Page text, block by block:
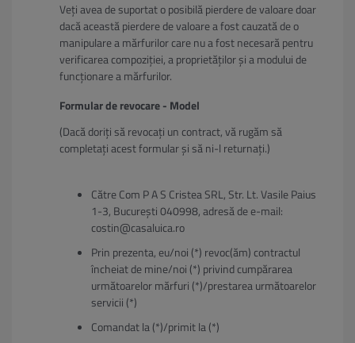
Veți avea de suportat o posibilă pierdere de valoare doar
dacă această pierdere de valoare a fost cauzată de o
manipulare a mărfurilor care nu a fost necesară pentru
verificarea compoziției, a proprietăților și a modului de
funcționare a mărfurilor.
Formular de revocare - Model
(Dacă doriți să revocați un contract, vă rugăm să
completați acest formular și să ni-l returnați.)
Către Com P A S Cristea SRL, Str. Lt. Vasile Paius
1-3, București 040998, adresă de e-mail:
costin@casaluica.ro
Prin prezenta, eu/noi (*) revoc(ăm) contractul
încheiat de mine/noi (*) privind cumpărarea
următoarelor mărfuri (*)/prestarea următoarelor
servicii (*)
Comandat la (*)/primit la (*)